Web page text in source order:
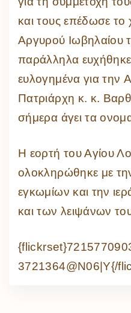
και τους επέδωσε το
Αργυρού Ιωβηλαίου
παράλληλα
ευλογημένα για την
Πατριάρχη κ. κ.
σήμερα άγει τα
Η εορτή του Αγίου
ολοκληρώθηκε με
εγκωμίων και την
και των λειψάνων
3721364@N06|Y{/